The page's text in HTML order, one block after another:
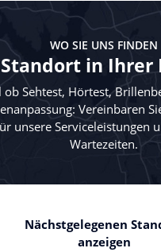
WO SIE UNS FINDEN
Standort in Ihrer
ob Sehtest, Hörtest,
Vereinbaren
unsere Serviceleistungen
Wartezeiten.
Nächstgelegenen
anzeigen